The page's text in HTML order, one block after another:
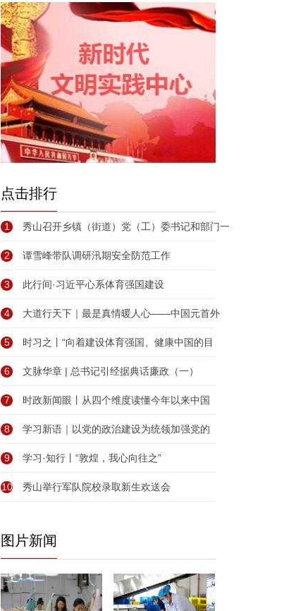
点击排行
1 秀山召开乡镇（街道）党（工）委书记和部门一
2 谭雪峰带队调研汛期安全防范工作
3 此行间·习近平心系体育强国建设
4 大道行天下｜最是真情暖人心——中国元首外
5 时习之丨“向着建设体育强国、健康中国的目
6 文脉华章 | 总书记引经据典话廉政（一）
7 时政新闻眼丨从四个维度读懂今年以来中国
8 学习新语｜以党的政治建设为统领加强党的
9 学习·知行丨“敦煌，我心向往之”
10 秀山举行军队院校录取新生欢送会
图片新闻